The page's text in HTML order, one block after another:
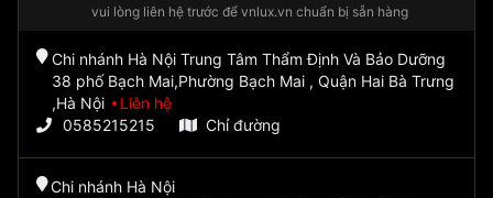
vui lòng liên hệ trước để vnlux.vn chuẩn bị sẵn hàng
Chi nhánh Hà Nội Trung Tâm Thẩm Định Và Bảo Dưỡng
38 phố Bạch Mai,Phường Bạch Mai , Quận Hai Bà Trưng
,Hà Nội
Liên hệ
0585215215
Chỉ đường
Chi nhánh Hà Nội